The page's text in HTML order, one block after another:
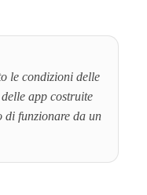
le condizioni delle
app costruite
di funzionare da un